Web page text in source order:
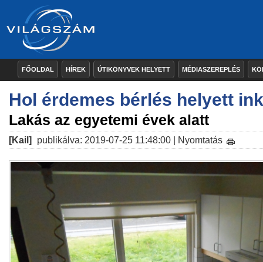
FŐOLDAL HÍREK ÚTIKÖNYVEK HELYETT MÉDIASZEREPLÉS
Hol érdemes bérlés helyett
Lakás az egyetemi évek alatt
[Kail] publikálva: 2019-07-25 11:48:00 | Nyomtatás